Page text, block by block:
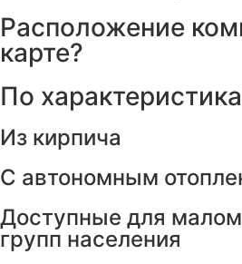
Расположение
карте?
По
Из кирпича
С автономным
Доступные для
групп населения